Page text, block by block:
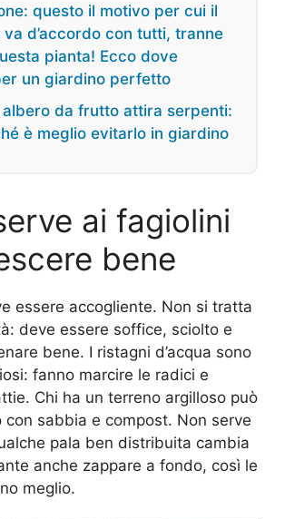
questo il motivo per cui il
va d’accordo con tutti, tranne
pianta! Ecco dove
un giardino perfetto
albero da frutto attira serpenti:
è meglio evitarlo in giardino
ai fagiolini
bene
essere accogliente. Non si tratta
deve essere soffice, sciolto e
bene. I ristagni d’acqua sono
fanno marcire le radici e
Chi ha un terreno argilloso può
con sabbia e compost. Non serve
pala ben distribuita cambia
anche zappare a fondo, così le
meglio.